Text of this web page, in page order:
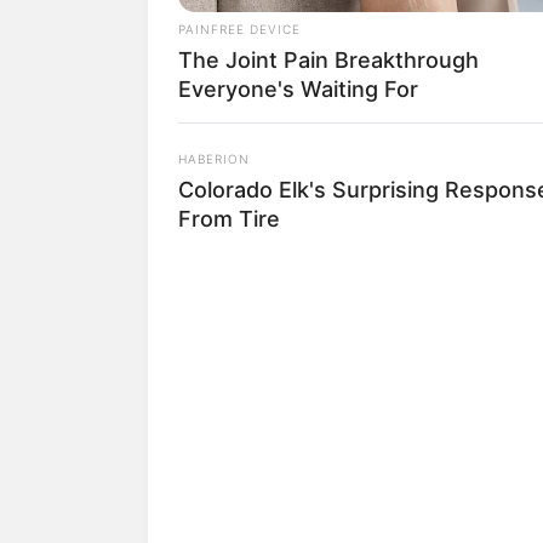
Hanya dalam waktu satu bulan setelah
Month dan Rookie of The Month oleh
PAINFREE DEVICE
The Joint Pain Breakthrough
Everyone's Waiting For
HABERION
Colorado Elk's Surprising
From Tire